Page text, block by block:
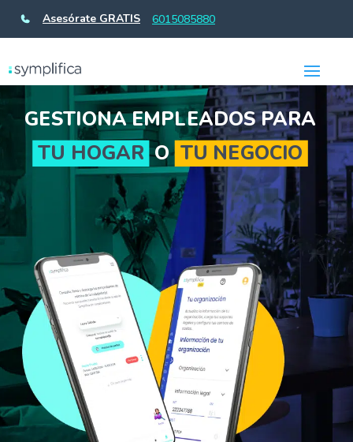
TU HOGAROTU NEGOCIO
Asesórate GRATIS 6015085880